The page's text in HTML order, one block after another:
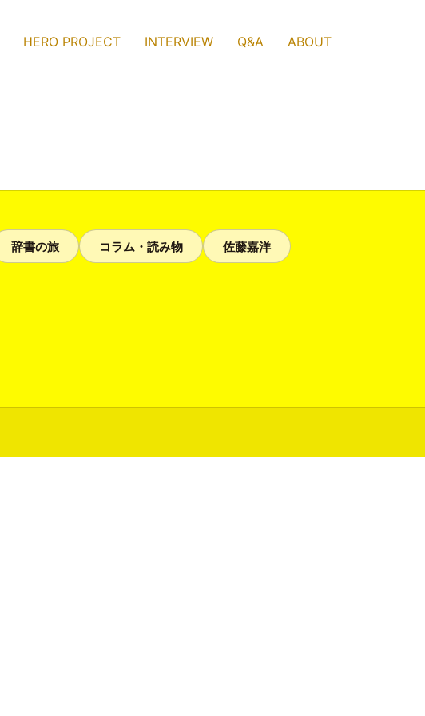
HERO PROJECT INTERVIEW Q&A ABOUT
辞書の旅 コラム・読み物
佐藤嘉洋